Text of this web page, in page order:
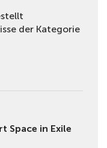
der Kategorie
Space in Exile